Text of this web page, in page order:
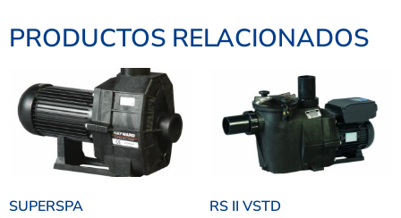
PRODUCTOS RELACIONADOS
SUPERSPA RS II VSTD